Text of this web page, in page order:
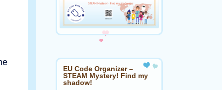
EU Code Organizer –
STEAM Mystery! Find my
shadow!